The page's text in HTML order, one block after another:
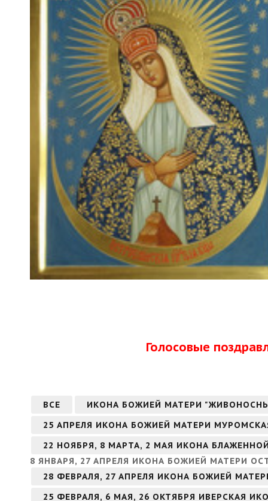
Голосовые
ВСЕ
ИКОНА БОЖИЕЙ МАТЕРИ
25 АПРЕЛЯ ИКОНА БОЖИЕЙ МАТЕРИ
22 НОЯБРЯ, 8 МАРТА, 2 МАЯ ИКОНА
8 ЯНВАРЯ, 27 АПРЕЛЯ ИКОНА БОЖИЕЙ МАТЕРИ
28 ФЕВРАЛЯ, 27 АПРЕЛЯ ИКОНА БОЖИЕЙ
25 ФЕВРАЛЯ, 6 МАЯ, 26 ОКТЯБРЯ ИВЕРСКАЯ